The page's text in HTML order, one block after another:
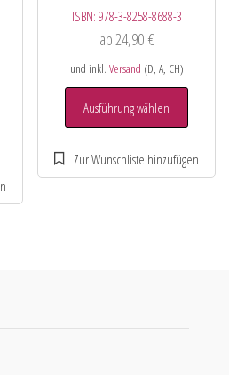
ISBN: 978-3-8258-8688-3
ab24,90 €
und inkl. Versand (D, A, CH)
Ausführung wählen